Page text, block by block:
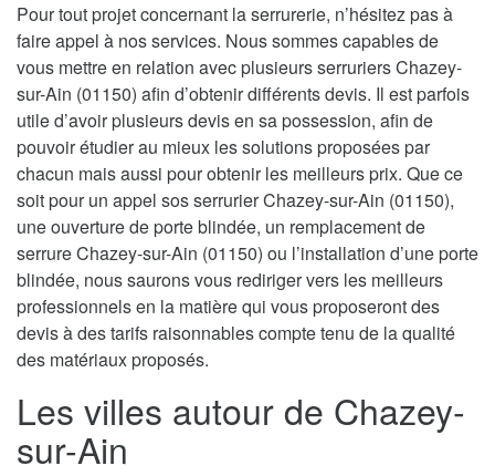
Pour tout projet concernant la serrurerie, n’hésitez pas à
faire appel à nos services. Nous sommes capables de
vous mettre en relation avec plusieurs serruriers Chazey-
sur-Ain (01150) afin d’obtenir différents devis. Il est parfois
utile d’avoir plusieurs devis en sa possession, afin de
pouvoir étudier au mieux les solutions proposées par
chacun mais aussi pour obtenir les meilleurs prix. Que ce
soit pour un appel sos serrurier Chazey-sur-Ain (01150),
une ouverture de porte blindée, un remplacement de
serrure Chazey-sur-Ain (01150) ou l’installation d’une porte
blindée, nous saurons vous rediriger vers les meilleurs
professionnels en la matière qui vous proposeront des
devis à des tarifs raisonnables compte tenu de la qualité
des matériaux proposés.
Les villes autour de Chazey-
sur-Ain